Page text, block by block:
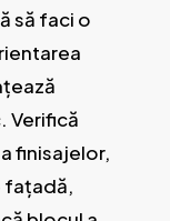
să faci o
Verifică
finisajelor,
fațadă,